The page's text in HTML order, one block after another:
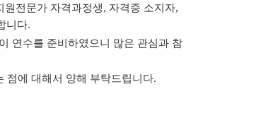
전문가 자격과정생, 자격증 소지자,
니다.
연수를 준비하였으니 많은 관심과 참
점에 대해서 양해 부탁드립니다.